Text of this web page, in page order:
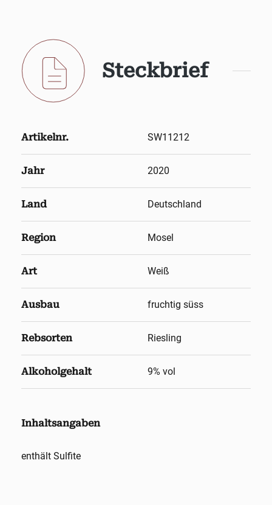
Steckbrief
Artikelnr. SW11212
Jahr 2020
Land Deutschland
Region Mosel
Art Weiß
Ausbau fruchtig süss
Rebsorten Riesling
Alkoholgehalt 9% vol
Inhaltsangaben
enthält Sulfite